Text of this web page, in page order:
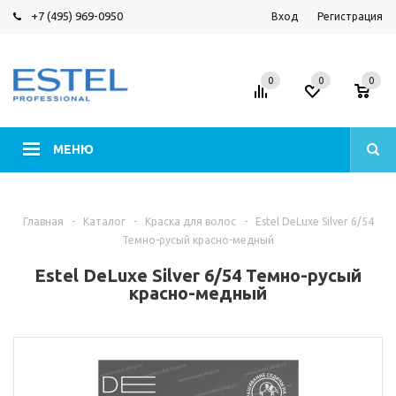
+7 (495) 969-0950 Вход Регистрация
МЕНЮ
0 0 0
Главная - Каталог - Краска для волос -
Estel DeLuxe Silver 6/54
Темно-русый красно-медный
Estel DeLuxe Silver 6/54 Темно-русый
красно-медный